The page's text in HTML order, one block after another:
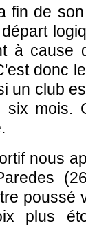
fin de
à cause
donc
un club
six mois.
nous
poussé
plus